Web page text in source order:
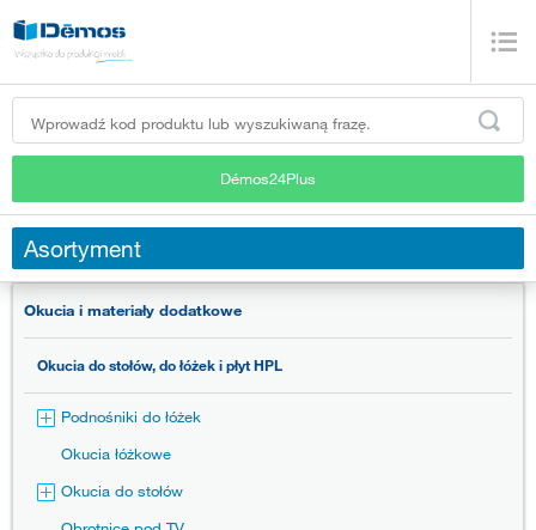
Démos24Plus
Asortyment
Okucia i materiały dodatkowe
Okucia do stołów, do łóżek i płyt HPL
Podnośniki do łóżek
Okucia łóżkowe
Okucia do stołów